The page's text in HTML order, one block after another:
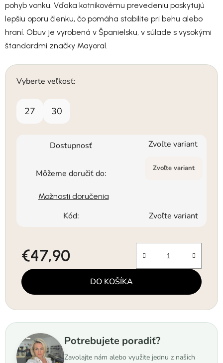
pohyb vonku. Vďaka kotníkovému prevedeniu poskytujú
lepšiu oporu členku, čo pomáha stabilite pri behu alebo
hraní. Obuv je vyrobená v Španielsku, v súlade s vysokými
štandardmi značky Mayoral.
Vyberte veľkosť:
27 30
Dostupnosť Zvoľte variant
Môžeme doručiť do: Zvoľte variant
Možnosti doručenia
Kód: Zvoľte variant
€47,90
Jednotková cena:
DO KOŠÍKA
Potrebujete poradiť?
Zavolajte nám alebo využite jednu z našich